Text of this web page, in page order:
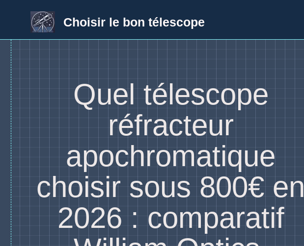
Choisir le bon télescope
Quel télescope
réfracteur
apochromatique
choisir sous 800€ en
2026 : comparatif